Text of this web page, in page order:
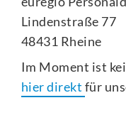
Lindenstraße 77
48431 Rheine
Im Moment ist
hier direkt für